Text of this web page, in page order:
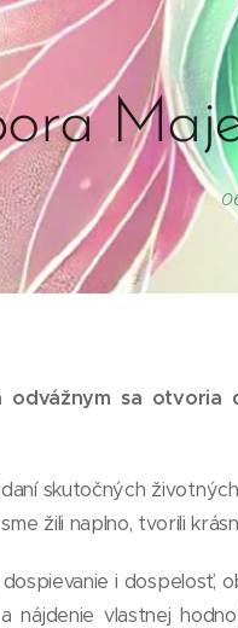
odvážnym sa
skutočných
žili naplno, tvorili
i dospelosť,
nájdenie vlastnej